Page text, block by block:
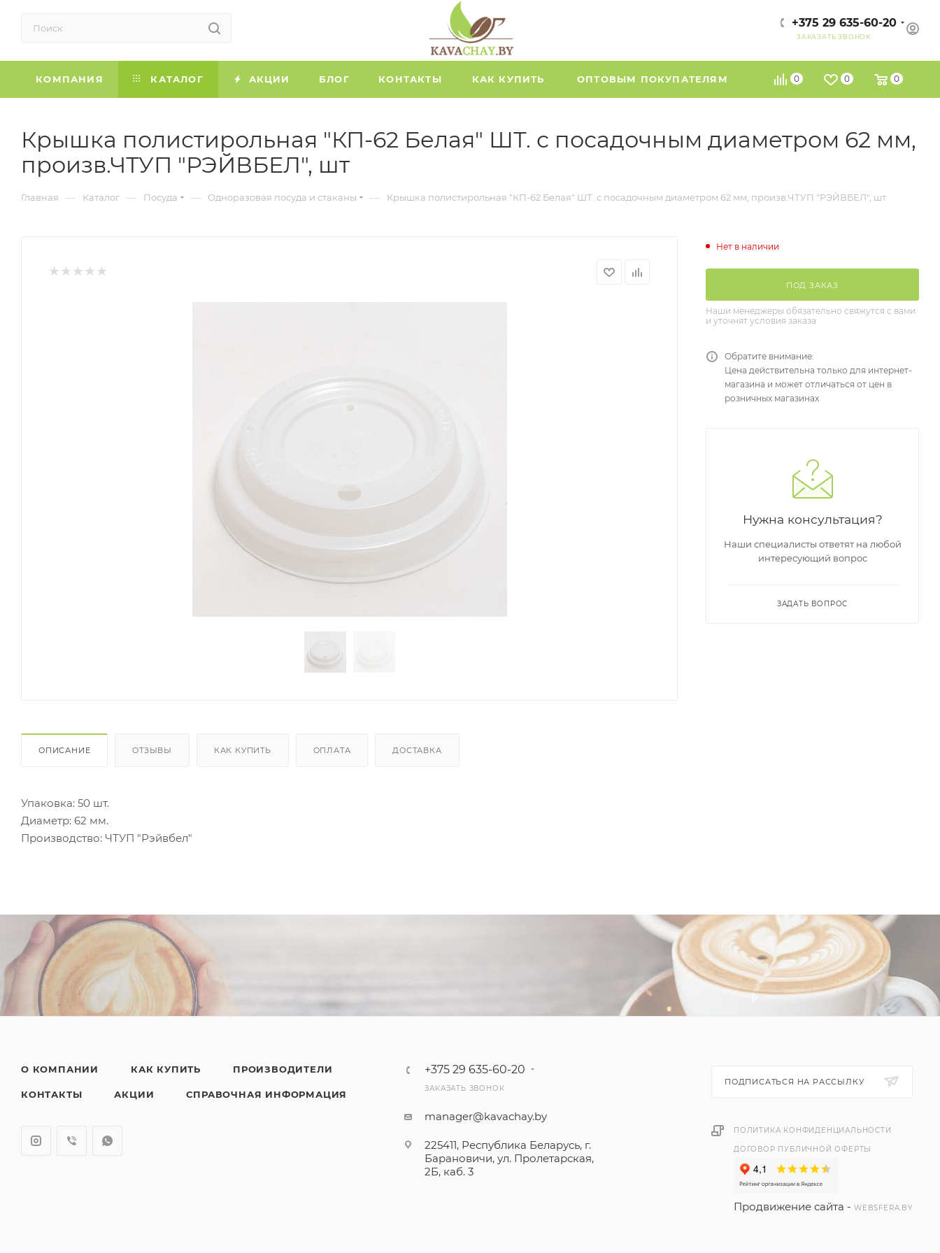
+375 29 635-60-20
ЗАКАЗАТЬ ЗВОНОК
0 0 0
КОМПАНИЯ КАТАЛОГ АКЦИИ БЛОГ КОНТАКТЫ КАК КУПИТЬ ОПТОВЫМ ПОКУПАТЕЛЯМ
Крышка полистирольная "КП-62 Белая" ШТ. с посадочным диаметром 62 мм,
произв.ЧТУП "РЭЙВБЕЛ", шт
Главная — Каталог — Посуда — Одноразовая посуда и стаканы — Крышка полистирольная "КП-62 Белая" ШТ. с посадочным диаметром 62 мм, произв.ЧТУП "РЭЙВБЕЛ", шт
ОПИСАНИЕ ОТЗЫВЫ КАК КУПИТЬ ОПЛАТА ДОСТАВКА
Упаковка: 50 шт.
Диаметр: 62 мм.
Производство: ЧТУП "Рэйвбел"
Нет в наличии
ПОД ЗАКАЗ
Наши менеджеры обязательно свяжутся с вами
и уточнят условия заказа
Обратите внимание:
Цена действительна только для интернет-
магазина и может отличаться от цен в
розничных магазинах
Нужна консультация?
Наши специалисты ответят на любой
интересующий вопрос
ЗАДАТЬ ВОПРОС
О КОМПАНИИ КАК КУПИТЬ ПРОИЗВОДИТЕЛИ
КОНТАКТЫ АКЦИИ СПРАВОЧНАЯ ИНФОРМАЦИЯ
+375 29 635-60-20
ЗАКАЗАТЬ ЗВОНОК
manager@kavachay.by
225411, Республика Беларусь, г.
Барановичи, ул. Пролетарская,
2Б, каб. 3
ПОДПИСАТЬСЯ НА РАССЫЛКУ
ПОЛИТИКА КОНФИДЕНЦИАЛЬНОСТИ
ДОГОВОР ПУБЛИЧНОЙ ОФЕРТЫ
Продвижение сайта - WEBSFERA.BY